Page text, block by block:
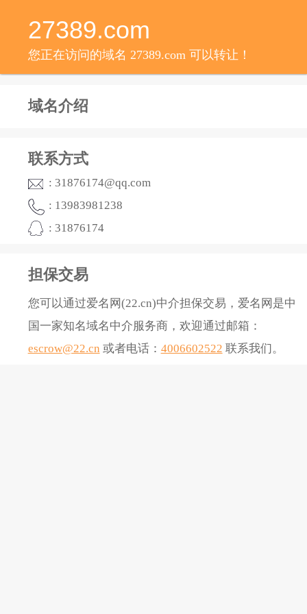
27389.com
您正在访问的域名 27389.com 可以转让！
域名介绍
联系方式
: 31876174@qq.com
: 13983981238
: 31876174
担保交易
您可以通过爱名网(22.cn)中介担保交易，爱名网是中
国一家知名域名中介服务商，欢迎通过邮箱：
escrow@22.cn 或者电话： 4006602522 联系我们。